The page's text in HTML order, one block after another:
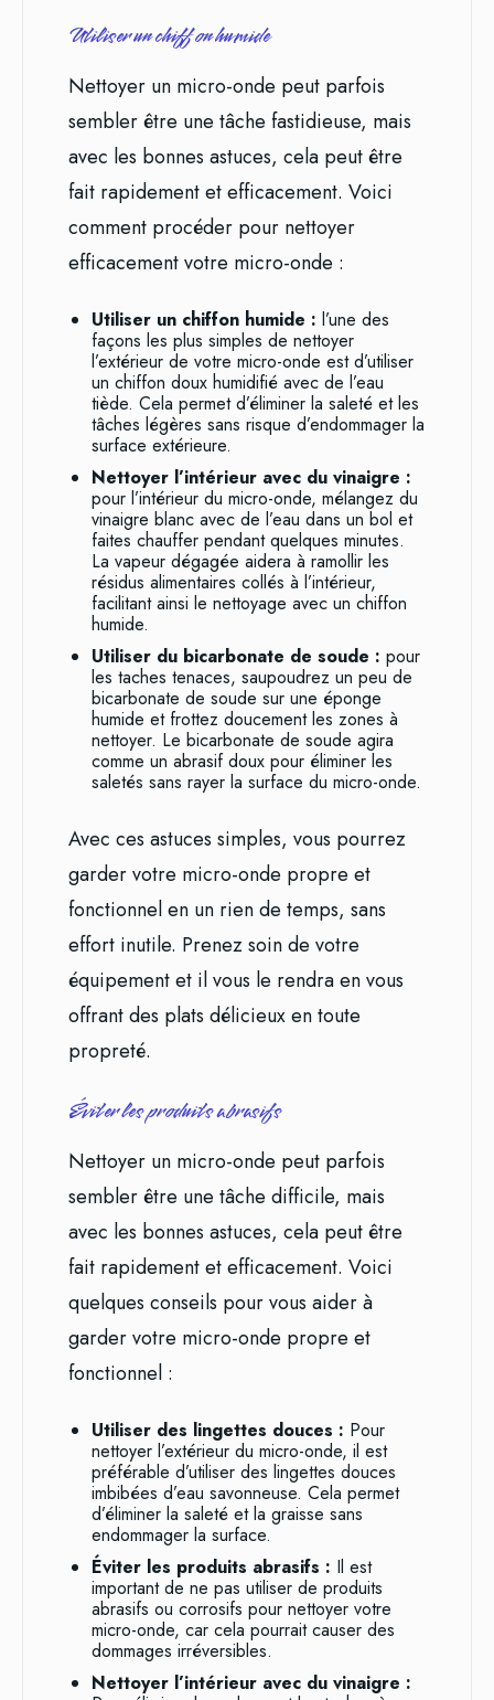
Utiliser un chiffon humide
Nettoyer un micro-onde peut parfois
sembler être une tâche fastidieuse, mais
avec les bonnes astuces, cela peut être
fait rapidement et efficacement. Voici
comment procéder pour nettoyer
efficacement votre micro-onde :
Utiliser un chiffon humide : l’une des
façons les plus simples de nettoyer
l’extérieur de votre micro-onde est d’utiliser
un chiffon doux humidifié avec de l’eau
tiède. Cela permet d’éliminer la saleté et les
tâches légères sans risque d’endommager la
surface extérieure.
Nettoyer l’intérieur avec du vinaigre :
pour l’intérieur du micro-onde, mélangez du
vinaigre blanc avec de l’eau dans un bol et
faites chauffer pendant quelques minutes.
La vapeur dégagée aidera à ramollir les
résidus alimentaires collés à l’intérieur,
facilitant ainsi le nettoyage avec un chiffon
humide.
Utiliser du bicarbonate de soude : pour
les taches tenaces, saupoudrez un peu de
bicarbonate de soude sur une éponge
humide et frottez doucement les zones à
nettoyer. Le bicarbonate de soude agira
comme un abrasif doux pour éliminer les
saletés sans rayer la surface du micro-onde.
Avec ces astuces simples, vous pourrez
garder votre micro-onde propre et
fonctionnel en un rien de temps, sans
effort inutile. Prenez soin de votre
équipement et il vous le rendra en vous
offrant des plats délicieux en toute
propreté.
Éviter les produits abrasifs
Nettoyer un micro-onde peut parfois
sembler être une tâche difficile, mais
avec les bonnes astuces, cela peut être
fait rapidement et efficacement. Voici
quelques conseils pour vous aider à
garder votre micro-onde propre et
fonctionnel :
Utiliser des lingettes douces : Pour
nettoyer l’extérieur du micro-onde, il est
préférable d’utiliser des lingettes douces
imbibées d’eau savonneuse. Cela permet
d’éliminer la saleté et la graisse sans
endommager la surface.
Éviter les produits abrasifs : Il est
important de ne pas utiliser de produits
abrasifs ou corrosifs pour nettoyer votre
micro-onde, car cela pourrait causer des
dommages irréversibles.
Nettoyer l’intérieur avec du vinaigre :